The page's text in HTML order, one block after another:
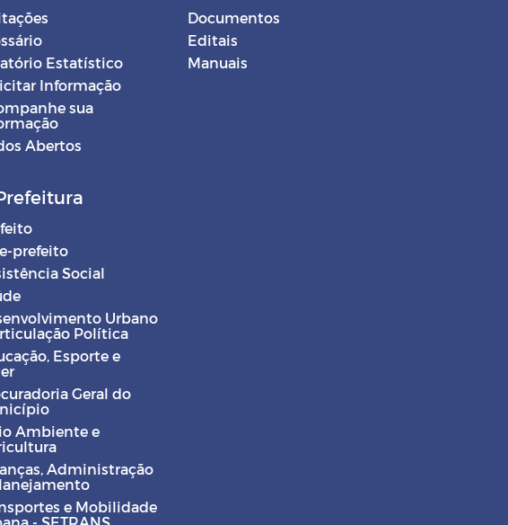
Estatístico
Informação
sua
Abertos
Documentos
Editais
Manuais
prefeito
Social
Urbano
Política
Esporte e
Geral do
Ambiente e
Administração
e Mobilidade